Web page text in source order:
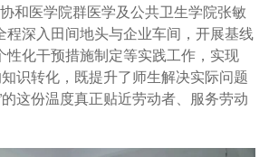
和医学院群医学及公共卫生学院张敏
程深入田间地头与企业车间，开展基线
性化干预措施制定等实践工作，实现
知识转化，既提升了师生解决实际问题
的这份温度真正贴近劳动者、服务劳动